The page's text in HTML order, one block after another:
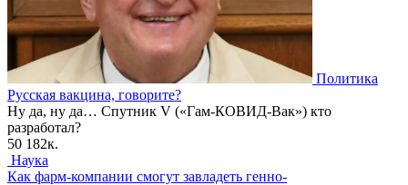
Политика
Русская вакцина, говорите?
Ну да, ну да… Спутник V («Гам-КОВИД-Вак») кто
разработал?
50 182к.
Наука
Как фарм-компании смогут завладеть генно-